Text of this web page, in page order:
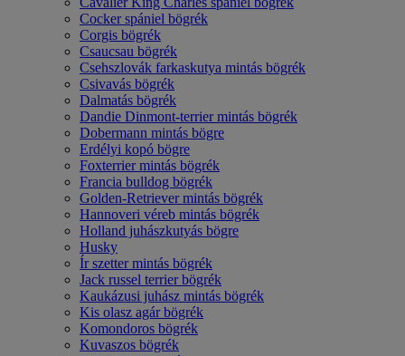
Cocker spániel bögrék
Corgis bögrék
Csaucsau bögrék
Csehszlovák farkaskutya mintás bögrék
Csivavás bögrék
Dalmatás bögrék
Dandie Dinmont-terrier mintás bögrék
Dobermann mintás bögre
Erdélyi kopó bögre
Foxterrier mintás bögrék
Francia bulldog bögrék
Golden-Retriever mintás bögrék
Hannoveri véreb mintás bögrék
Holland juhászkutyás bögre
Husky
Ír szetter mintás bögrék
Jack russel terrier bögrék
Kaukázusi juhász mintás bögrék
Kis olasz agár bögrék
Komondoros bögrék
Kuvaszos bögrék